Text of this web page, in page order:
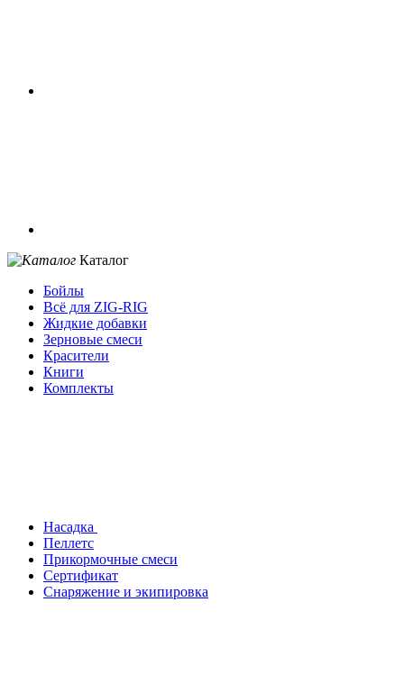
Каталог
Бойлы
Всё для ZIG-RIG
Жидкие добавки
Зерновые смеси
Красители
Книги
Комплекты
Насадка
Пеллетс
Прикормочные смеси
Сертификат
Снаряжение и экипировка